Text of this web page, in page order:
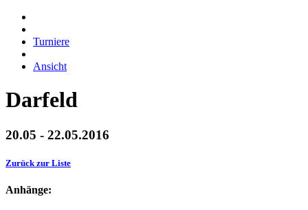
Turniere
Ansicht
Darfeld
20.05 - 22.05.2016
Zurück zur Liste
Anhänge: